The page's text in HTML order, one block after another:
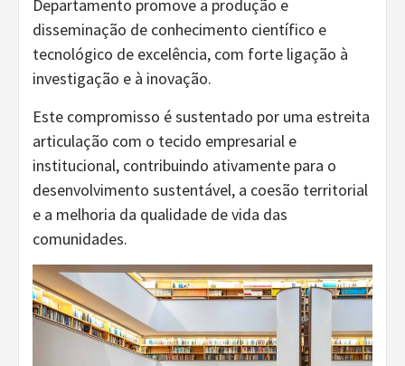
Departamento promove a produção e
disseminação de conhecimento científico e
tecnológico de excelência, com forte ligação à
investigação e à inovação.
Este compromisso é sustentado por uma estreita
articulação com o tecido empresarial e
institucional, contribuindo ativamente para o
desenvolvimento sustentável, a coesão territorial
e a melhoria da qualidade de vida das
comunidades.